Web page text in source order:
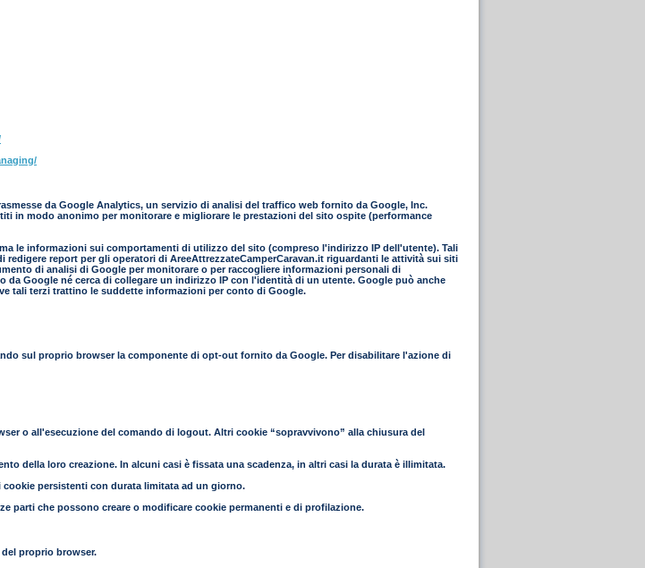
da Google Analytics, un servizio di analisi del traffico web fornito da Google, Inc.
in modo anonimo per monitorare e migliorare le prestazioni del sito ospite (performance
le informazioni sui comportamenti di utilizzo del sito (compreso l'indirizzo IP dell'utente). Tali
report per gli operatori di AreeAttrezzateCamperCaravan.it riguardanti le attività sui siti
di analisi di Google per monitorare o per raccogliere informazioni personali di
Google né cerca di collegare un indirizzo IP con l'identità di un utente. Google può anche
tali terzi trattino le suddette informazioni per conto di Google.
sul proprio browser la componente di opt-out fornito da Google. Per disabilitare l'azione di
o all'esecuzione del comando di logout. Altri cookie “sopravvivono” alla chiusura del
della loro creazione. In alcuni casi è fissata una scadenza, in altri casi la durata è illimitata.
persistenti con durata limitata ad un giorno.
parti che possono creare o modificare cookie permanenti e di profilazione.
proprio browser.